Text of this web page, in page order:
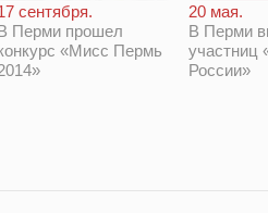
сентября.
Перми прошел
«Мисс Пермь
20 мая.
В Перми
участниц
России»